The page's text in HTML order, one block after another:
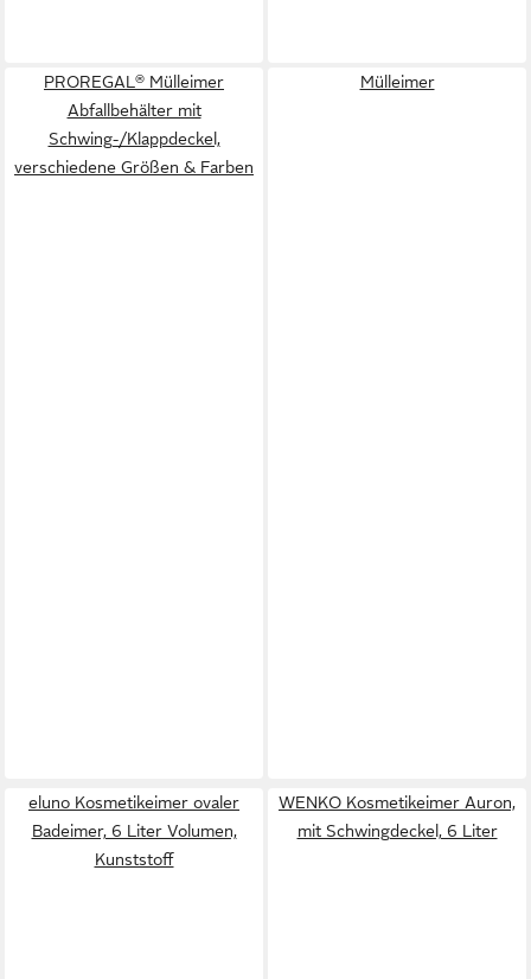
PROREGAL® Mülleimer
Abfallbehälter mit
Schwing-/Klappdeckel,
verschiedene Größen & Farben
Mülleimer
eluno Kosmetikeimer ovaler
Badeimer, 6 Liter Volumen,
Kunststoff
WENKO Kosmetikeimer Auron,
mit Schwingdeckel, 6 Liter